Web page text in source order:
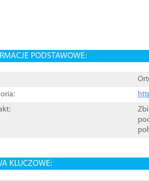
PODSTAWOWE:
KLUCZOWE: